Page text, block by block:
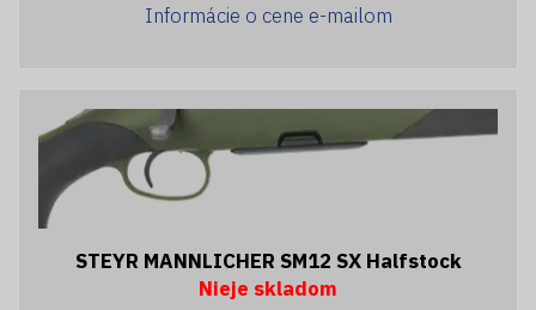
Informácie o cene e-mailom
STEYR MANNLICHER SM12 SX Halfstock
Nieje skladom